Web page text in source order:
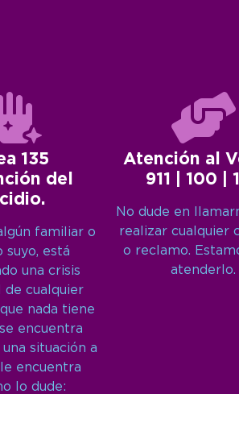
135
del
familiar o
suyo, está
una crisis
de cualquier
nada tiene
encuentra
situación a
encuentra
lo dude:
Atención al
911 | 100 |
No dude en
realizar cualquier
o reclamo.
atenderlo.